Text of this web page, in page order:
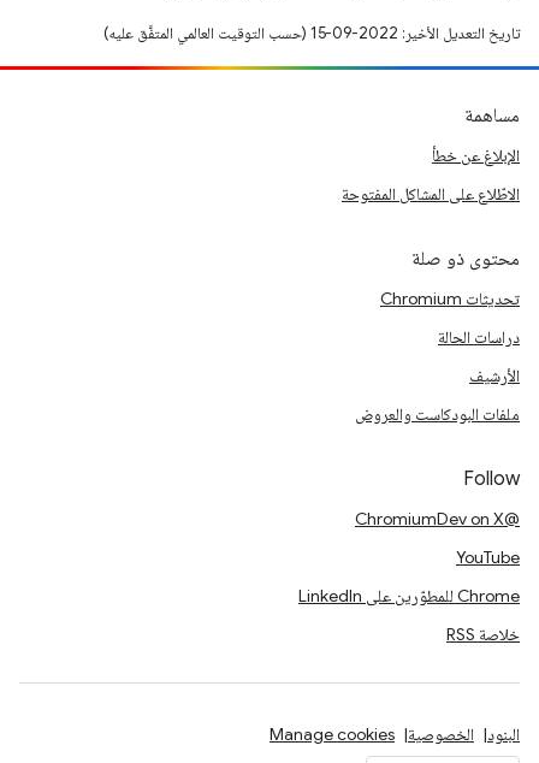
تاريخ التعديل الأخير: 2022-09-15 (حسب التوقيت العالمي المتفَّق عليه)
مساهمة
الإبلاغ عن خطأ
الاطّلاع على المشاكل المفتوحة
محتوى ذو صلة
تحديثات Chromium
دراسات الحالة
الأرشيف
ملفات البودكاست والعروض
Follow
@ChromiumDev on X
YouTube
Chrome للمطوّرين على LinkedIn
خلاصة RSS
البنود الخصوصية Manage cookies